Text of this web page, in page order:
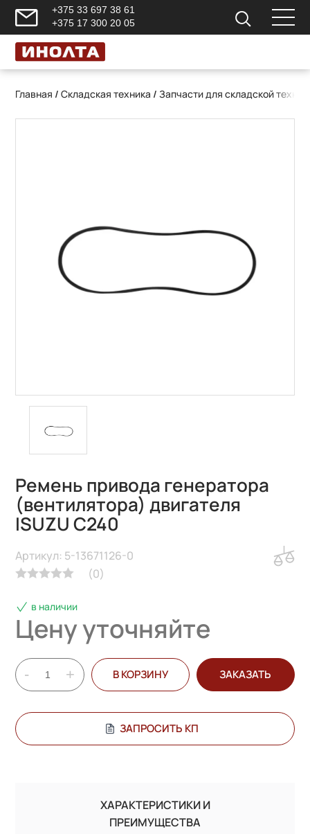
+375 33 697 38 61
+375 17 300 20 05
Главная /Складская техника /Запчасти для складской
Ремень привода генератора
(вентилятора) двигателя
ISUZU C240
(0)
Артикул: 5-13671126-0
в наличии
Цену уточняйте
- + В КОРЗИНУ ЗАКАЗАТЬ
ЗАПРОСИТЬ КП
ХАРАКТЕРИСТИКИ И
ПРЕИМУЩЕСТВА